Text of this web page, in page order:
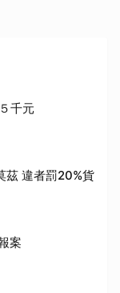
千元
茲 違者罰20%貨
案